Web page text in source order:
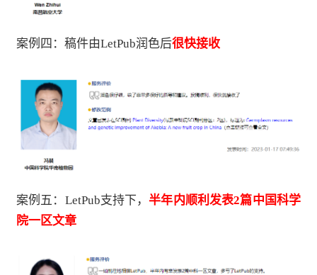
案例四：稿件由LetPub润色后很快接收
案例五：LetPub支持下，半年内顺利发表2篇中国科学
院一区文章